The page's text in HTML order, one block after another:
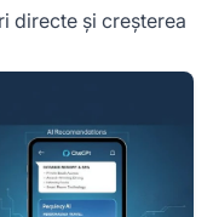
directe și creșterea